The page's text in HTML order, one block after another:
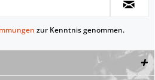
zur Kenntnis genommen.